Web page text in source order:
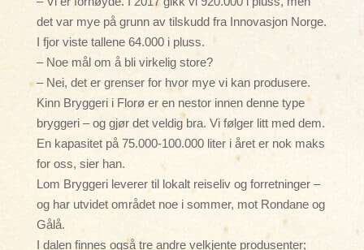
det var mye på grunn av tilskudd fra Innovasjon Norge.
I fjor viste tallene 64.000 i pluss.
– Noe mål om å bli virkelig store?
– Nei, det er grenser for hvor mye vi kan produsere.
Kinn Bryggeri i Florø er en nestor innen denne type
bryggeri – og gjør det veldig bra. Vi følger litt med dem.
En kapasitet på 75.000-100.000 liter i året er nok maks
for oss, sier han.
Lom Bryggeri leverer til lokalt reiseliv og forretninger –
og har utvidet området noe i sommer, mot Rondane og
Gålå.
I dalen finnes også tre andre velkjente produsenter;